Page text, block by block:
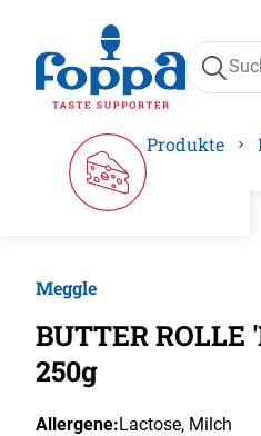
Zur Hauptnavigation
Produkte
Meggle
BUTTER ROLLE
250g
Allergene:Lactose, Milch